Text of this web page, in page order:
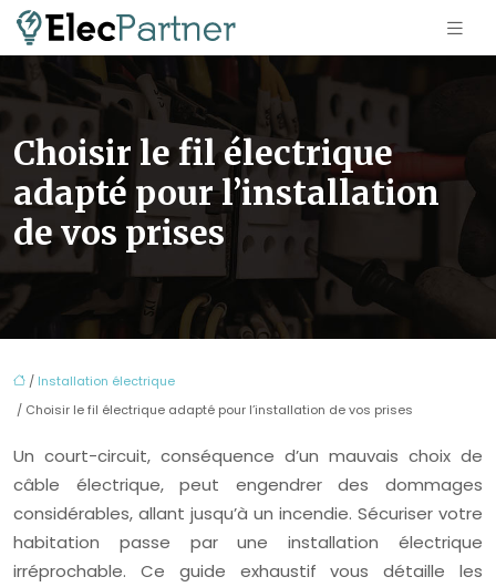
Choisir le fil électrique
adapté pour l’installation
de vos prises
/ Installation électrique
/ Choisir le fil électrique adapté pour l’installation de vos prises
Un court-circuit, conséquence d’un mauvais choix de
câble électrique, peut engendrer des dommages
considérables, allant jusqu’à un incendie. Sécuriser votre
habitation passe par une installation électrique
irréprochable. Ce guide exhaustif vous détaille les